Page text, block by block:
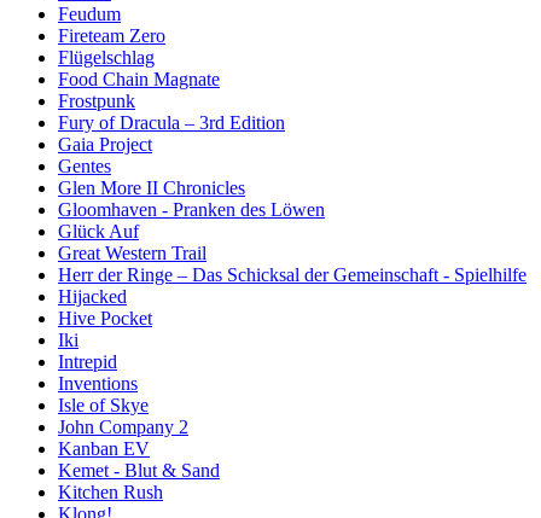
Feudum
Fireteam Zero
Flügelschlag
Food Chain Magnate
Frostpunk
Fury of Dracula – 3rd Edition
Gaia Project
Gentes
Glen More II Chronicles
Gloomhaven - Pranken des Löwen
Glück Auf
Great Western Trail
Herr der Ringe – Das Schicksal der Gemeinschaft - Spielhilfe
Hijacked
Hive Pocket
Iki
Intrepid
Inventions
Isle of Skye
John Company 2
Kanban EV
Kemet - Blut & Sand
Kitchen Rush